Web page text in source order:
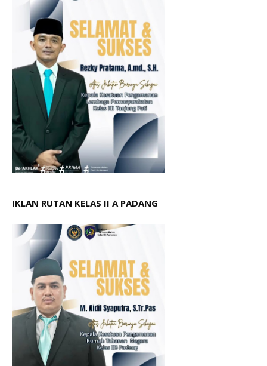
IKLAN RUTAN KELAS II A PADANG